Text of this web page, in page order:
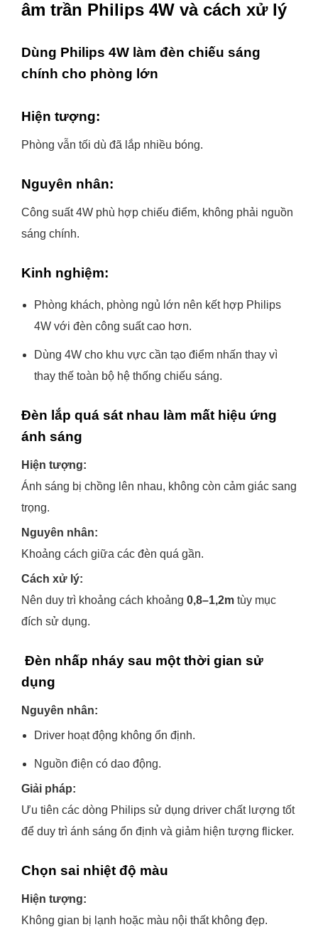
âm trần Philips 4W và cách xử lý
Dùng Philips 4W làm đèn chiếu sáng
chính cho phòng lớn
Hiện tượng:
Phòng vẫn tối dù đã lắp nhiều bóng.
Nguyên nhân:
Công suất 4W phù hợp chiếu điểm, không phải nguồn
sáng chính.
Kinh nghiệm:
Phòng khách, phòng ngủ lớn nên kết hợp Philips
4W với đèn công suất cao hơn.
Dùng 4W cho khu vực cần tạo điểm nhấn thay vì
thay thế toàn bộ hệ thống chiếu sáng.
Đèn lắp quá sát nhau làm mất hiệu ứng
ánh sáng
Hiện tượng:
Ánh sáng bị chồng lên nhau, không còn cảm giác sang
trọng.
Nguyên nhân:
Khoảng cách giữa các đèn quá gần.
Cách xử lý:
Nên duy trì khoảng cách khoảng 0,8–1,2m tùy mục
đích sử dụng.
Đèn nhấp nháy sau một thời gian sử
dụng
Nguyên nhân:
Driver hoạt động không ổn định.
Nguồn điện có dao động.
Giải pháp:
Ưu tiên các dòng Philips sử dụng driver chất lượng tốt
để duy trì ánh sáng ổn định và giảm hiện tượng flicker.
Chọn sai nhiệt độ màu
Hiện tượng:
Không gian bị lạnh hoặc màu nội thất không đẹp.